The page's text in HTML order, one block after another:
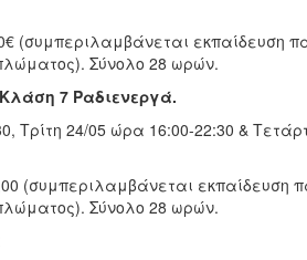
(συμπεριλαμβάνεται εκπαίδευση
Σύνολο 28 ωρών.
7 Ραδιενεργά.
Τρίτη 24/05 ώρα 16:00-22:30 &
(συμπεριλαμβάνεται εκπαίδευση
Σύνολο 28 ωρών.